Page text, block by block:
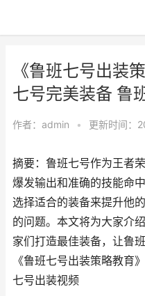
《鲁班七号出装
七号完美装备 鲁
作者： admin • 更新时间：
摘要：鲁班七号作为王者
爆发输出和准确的技能命
选择适合的装备来提升他
的问题。本文将为大家介
家们打造最佳装备，让鲁
《鲁班七号出装策略教育
七号出装视频